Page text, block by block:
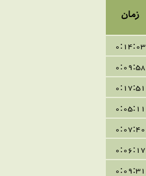
زمان
0: 14:03
0:09:58
0: 17:51
0:05: 11
0:07:40
0:06:17
0:09:31